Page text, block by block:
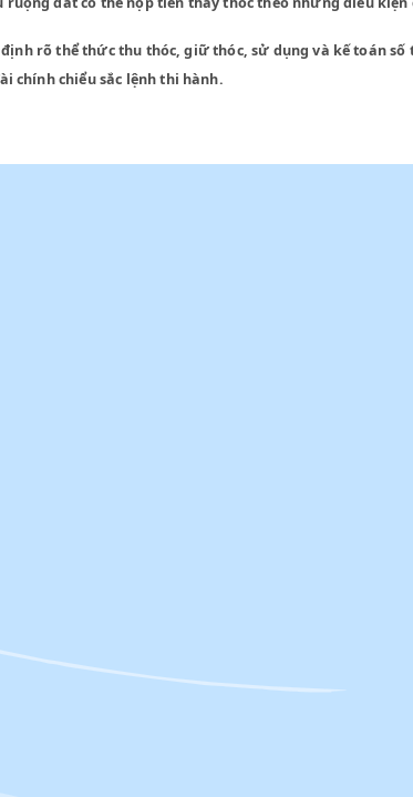
đương với sáu phần trăm (6%) hoa lợi tính
Liên Bộ Tài chính - Canh nông sẽ ấn định số thóc
chủ ruộng đất có thể nộp tiền thay thóc theo
và Tài chính chiểu sắc lệnh thi hành.